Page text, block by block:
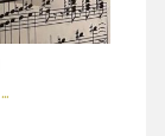
...